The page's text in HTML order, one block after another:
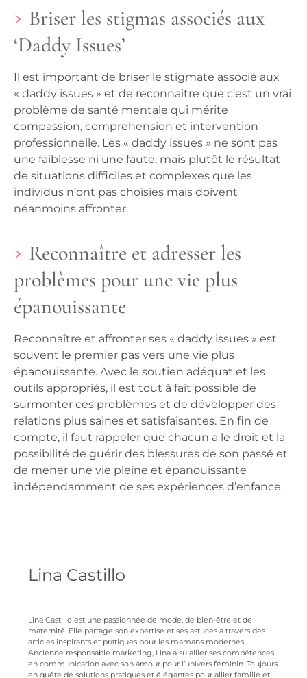
Briser les stigmas associés aux
‘Daddy Issues’
Il est important de briser le stigmate associé aux
« daddy issues » et de reconnaître que c’est un vrai
problème de santé mentale qui mérite
compassion, comprehension et intervention
professionnelle. Les « daddy issues » ne sont pas
une faiblesse ni une faute, mais plutôt le résultat
de situations difficiles et complexes que les
individus n’ont pas choisies mais doivent
néanmoins affronter.
Reconnaître et adresser les
problèmes pour une vie plus
épanouissante
Reconnaître et affronter ses « daddy issues » est
souvent le premier pas vers une vie plus
épanouissante. Avec le soutien adéquat et les
outils appropriés, il est tout à fait possible de
surmonter ces problèmes et de développer des
relations plus saines et satisfaisantes. En fin de
compte, il faut rappeler que chacun a le droit et la
possibilité de guérir des blessures de son passé et
de mener une vie pleine et épanouissante
indépendamment de ses expériences d’enfance.
Lina Castillo
Lina Castillo est une passionnée de mode, de bien-être et de
maternité. Elle partage son expertise et ses astuces à travers des
articles inspirants et pratiques pour les mamans modernes.
Ancienne responsable marketing, Lina a su allier ses compétences
en communication avec son amour pour l’univers féminin. Toujours
en quête de solutions pratiques et élégantes pour allier famille et